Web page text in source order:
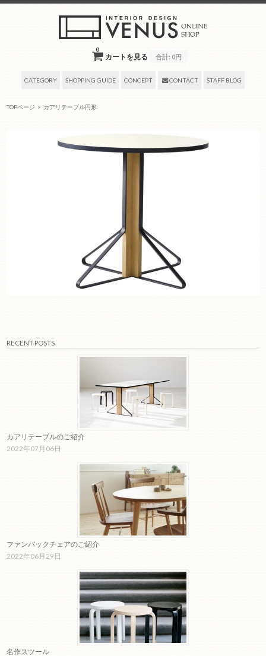
カートを見る
0
合計: 0円
CATEGORY SHOPPING GUIDE CONCEPT CONTACT STAFF BLOG
TOPページ > カアリテーブル円形
RECENT POSTS
カアリテーブルのご紹介
2022年07月06日
ファンバックチェアのご紹介
2022年06月29日
名作スツール